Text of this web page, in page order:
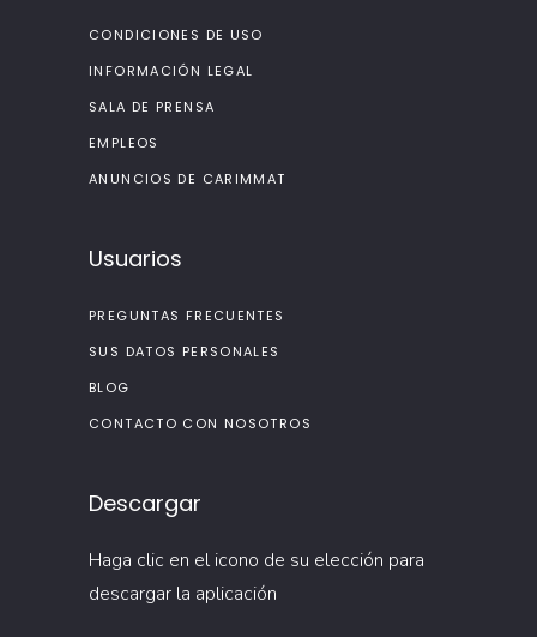
CONDICIONES DE USO
INFORMACIÓN LEGAL
SALA DE PRENSA
EMPLEOS
ANUNCIOS DE CARIMMAT
Usuarios
PREGUNTAS FRECUENTES
SUS DATOS PERSONALES
BLOG
CONTACTO CON NOSOTROS
Descargar
Haga clic en el icono de su elección para
descargar la aplicación